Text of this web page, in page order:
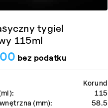
Korund
115
(mm):
58.5
tygiel
115ml
bez podatku